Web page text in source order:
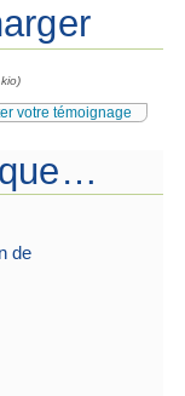
votre témoignage
de